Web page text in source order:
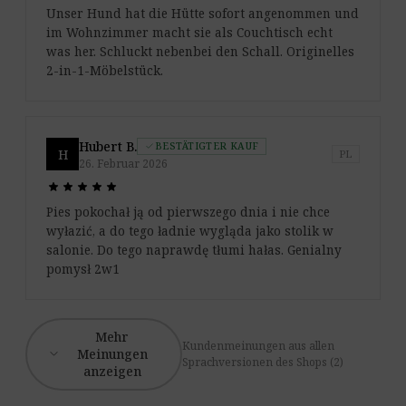
Unser Hund hat die Hütte sofort angenommen und
im Wohnzimmer macht sie als Couchtisch echt
was her. Schluckt nebenbei den Schall. Originelles
2-in-1-Möbelstück.
H Hubert B. check BESTÄTIGTER KAUF
26. Februar 2026
PL
star star star star star
star star star star star
Pies pokochał ją od pierwszego dnia i nie chce
wyłazić, a do tego ładnie wygląda jako stolik w
salonie. Do tego naprawdę tłumi hałas. Genialny
pomysł 2w1
expand_more
Mehr
Meinungen
anzeigen
Kundenmeinungen aus allen
Sprachversionen des Shops (2)